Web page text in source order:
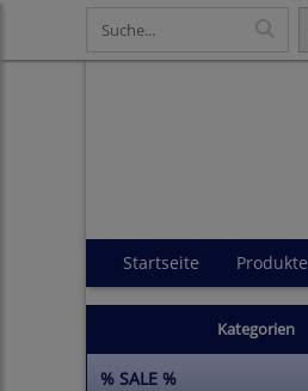
Startseite Produkte
Kategorien
% SALE %